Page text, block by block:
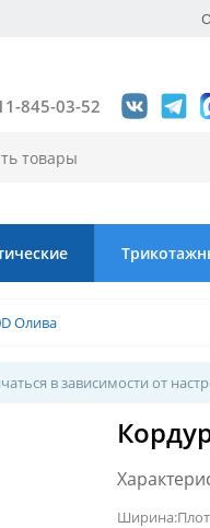
845-03-52
Олива
в зависимости от
Ширина: